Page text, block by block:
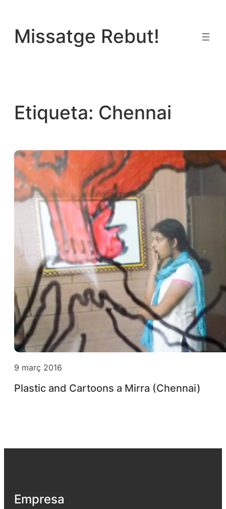
contingut
Missatge Rebut!
Etiqueta: Chennai
9 març 2016
Plastic and Cartoons a Mirra (Chennai)
Empresa